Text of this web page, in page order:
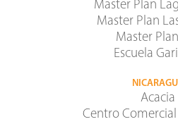
Master Plan
Master Plan
Master
Escuela
Acacia
Centro